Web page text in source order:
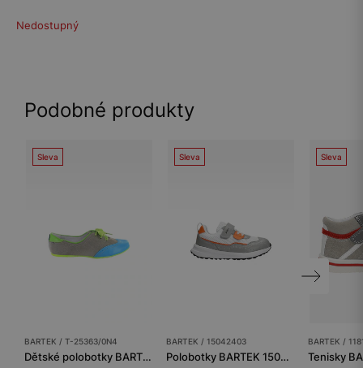
Nedostupný
Podobné produkty
Sleva
BARTEK / T-25363/0N4
Dětské polobotky BARTEK
Sleva
BARTEK / 15042403
Polobotky BARTEK 15042403, šedo-bílé
Sleva
BARTEK /